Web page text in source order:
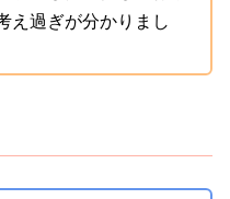
え過ぎが分かりまし